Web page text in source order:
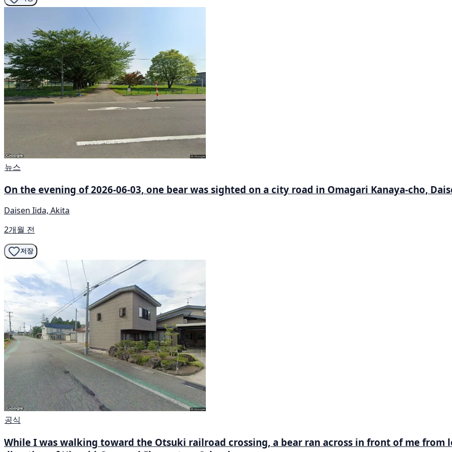
뉴스
On the evening of 2026-06-03, one bear was sighted on a city road in Omagari Kanaya-cho,
Daisen Iida, Akita
2개월 전
저장
공식
While I was walking toward the Otsuki railroad crossing, a bear ran across in front of me